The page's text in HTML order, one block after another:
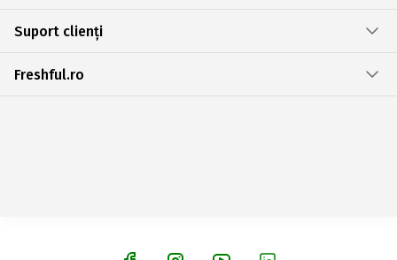
Suport clienți
Freshful.ro